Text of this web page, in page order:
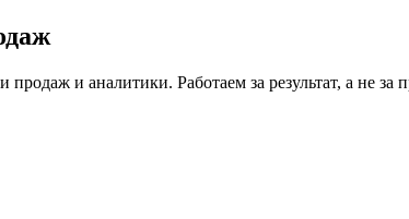
и аналитики. Работаем за результат, а не за